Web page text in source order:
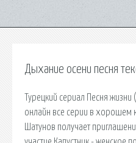
Дыхание осени песня
Турецкий сериал Песня
онлайн все серии в хорошем
Шатунов получает